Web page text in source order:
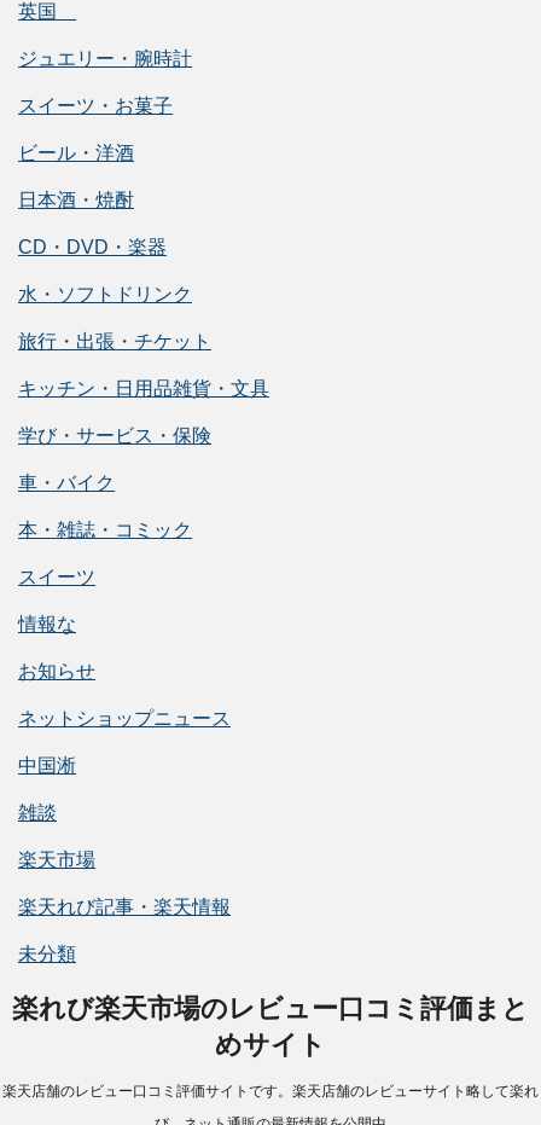
英国
ジュエリー・腕時計
スイーツ・お菓子
ビール・洋酒
日本酒・焼酎
CD・DVD・楽器
水・ソフトドリンク
旅行・出張・チケット
キッチン・日用品雑貨・文具
学び・サービス・保険
車・バイク
本・雑誌・コミック
スイーツ
情報な
お知らせ
ネットショップニュース
中国淅
雑談
楽天市場
楽天れび記事・楽天情報
未分類
楽れび楽天市場のレビュー口コミ評価まと
めサイト
楽天店舗のレビュー口コミ評価サイトです。楽天店舗のレビューサイト略して楽れ